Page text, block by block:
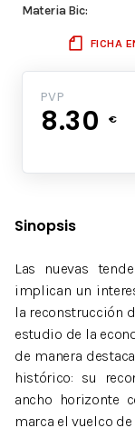
Materia Bic:
FICHA
PVP
8.30 €
Sinopsis
Las nuevas
implican un
la reconstrucción
estudio de la
de manera
histórico: su
ancho horizonte
marca el vuelco